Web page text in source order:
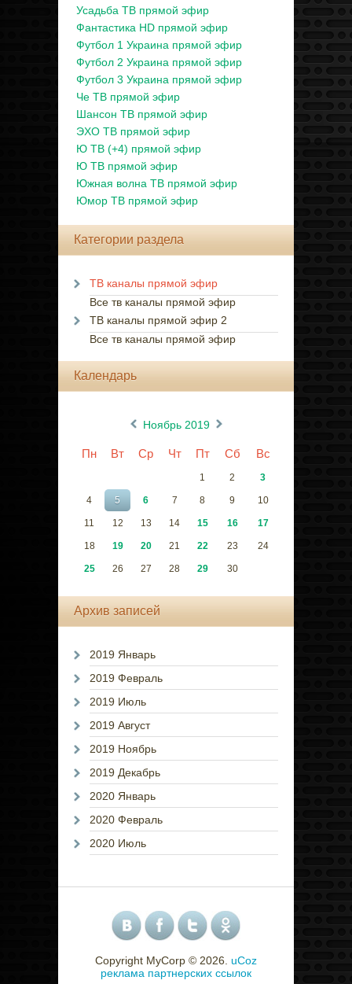
Усадьба ТВ прямой эфир
Фантастика HD прямой эфир
Футбол 1 Украина прямой эфир
Футбол 2 Украина прямой эфир
Футбол 3 Украина прямой эфир
Че ТВ прямой эфир
Шансон ТВ прямой эфир
ЭХО ТВ прямой эфир
Ю ТВ (+4) прямой эфир
Ю ТВ прямой эфир
Южная волна ТВ прямой эфир
Юмор ТВ прямой эфир
Категории раздела
ТВ каналы прямой эфир
Все тв каналы прямой эфир
ТВ каналы прямой эфир 2
Все тв каналы прямой эфир
Календарь
« Ноябрь 2019 »
Пн Вт Ср Чт Пт Сб Вс
1 2 3
4 5 6 7 8 9 10
11 12 13 14 15 16 17
18 19 20 21 22 23 24
25 26 27 28 29 30
Архив записей
2019 Январь
2019 Февраль
2019 Июль
2019 Август
2019 Ноябрь
2019 Декабрь
2020 Январь
2020 Февраль
2020 Июль
Copyright MyCorp © 2026 uCoz
реклама партнерских ссылок